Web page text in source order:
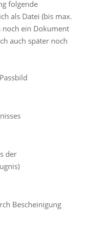
folgende
als Datei (bis max.
noch ein Dokument
auch später noch
der
Bescheinigung